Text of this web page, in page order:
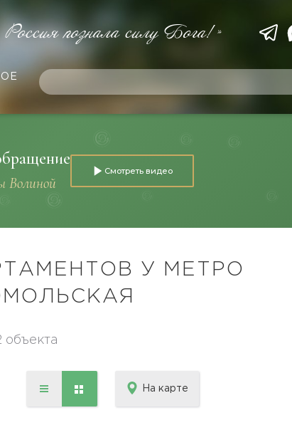
познала силу Бога!»
Волиной
Смотреть видео
У МЕТРО
объекта
На карте